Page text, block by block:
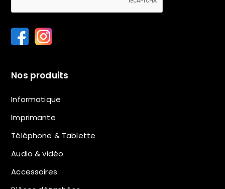
Nos produits
Informatique
Imprimante
Téléphone & Tablette
Audio & vidéo
Accessoires